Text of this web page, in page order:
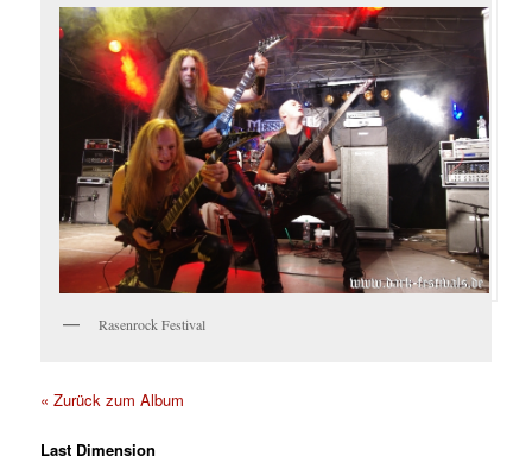
Rasenrock Festival
« Zurück zum Album
Last Dimension